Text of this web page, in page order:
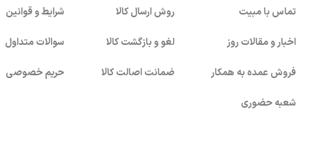
متنوع و قیمت‌های متفاوت را در برمی‌گیرند. شما می‌توانید
انواع فلش مموری با ظرفیت، سرعت و امکانات متنوع را دروب
سایت مبیت پیدا کنید. این فروشگاه اینترنتی کلیه کالاهای
خود را با ضمانت اصالت کالا و مناسب‌ترین قیمت به شما
تماس با مبیت
اخبار و مقالات روز
فروش عمده به همکار
شعبه حضوری
روش ارسال کالا
لغو و بازگشت کالا
ضمانت اصالت کالا
شرایط و قوانین
سوالات متداول
حریم خصوصی